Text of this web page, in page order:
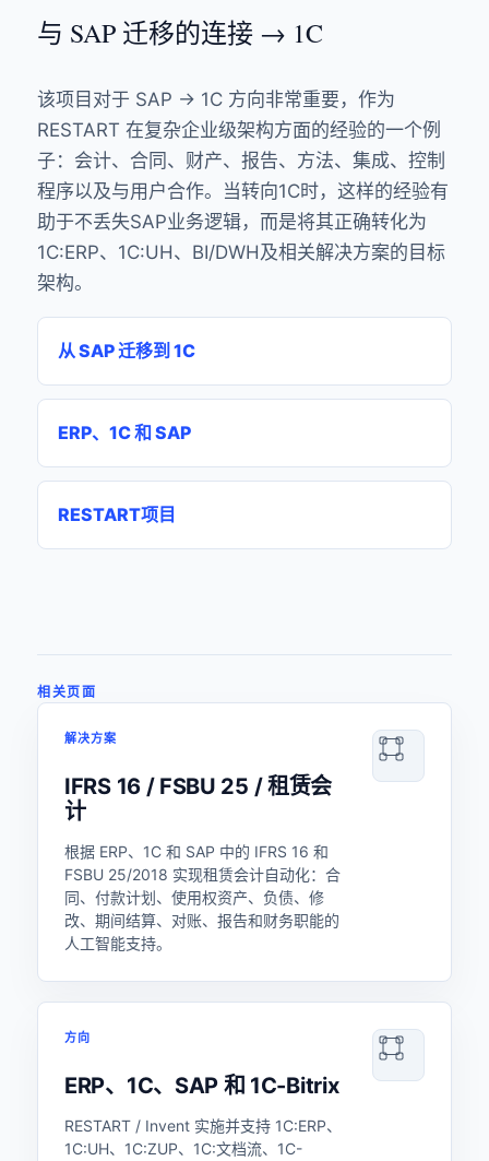
与 SAP 迁移的连接 → 1C
该项目对于 SAP → 1C 方向非常重要，作为
RESTART 在复杂企业级架构方面的经验的一个例
子：会计、合同、财产、报告、方法、集成、控制
程序以及与用户合作。当转向1C时，这样的经验有
助于不丢失SAP业务逻辑，而是将其正确转化为
1C:ERP、1C:UH、BI/DWH及相关解决方案的目标
架构。
从 SAP 迁移到 1C
ERP、1C 和 SAP
RESTART项目
相关页面
解决方案
IFRS 16 / FSBU 25 / 租赁会
计
根据 ERP、1C 和 SAP 中的 IFRS 16 和
FSBU 25/2018 实现租赁会计自动化：合
同、付款计划、使用权资产、负债、修
改、期间结算、对账、报告和财务职能的
人工智能支持。
方向
ERP、1C、SAP 和 1C-Bitrix
RESTART / Invent 实施并支持 1C:ERP、
1C:UH、1C:ZUP、1C:文档流、1C-